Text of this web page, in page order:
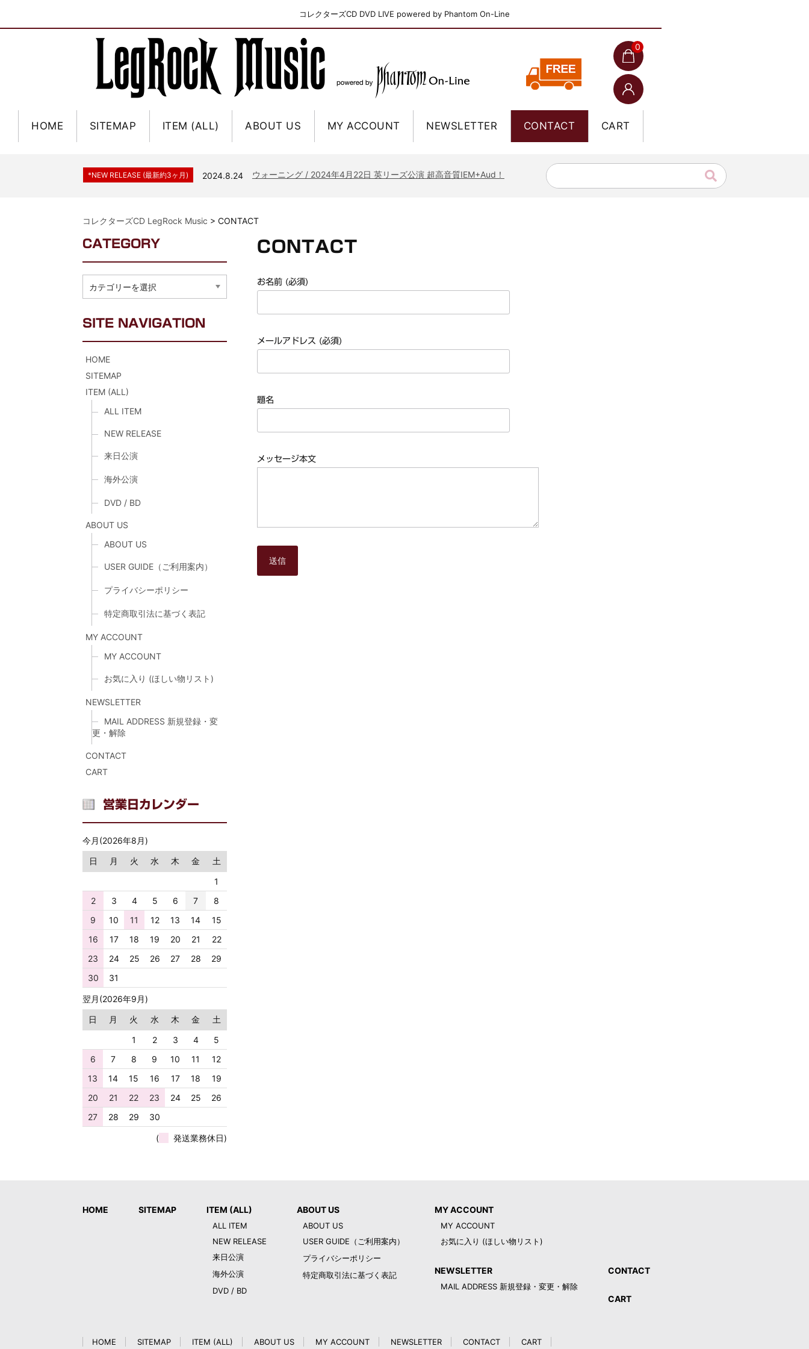
コレクターズCD DVD LIVE powered by Phantom On-Line
0
HOME SITEMAP ITEM (ALL) ABOUT US MY ACCOUNT NEWSLETTER CONTACT CART
*NEW RELEASE (最新約3ヶ月) 2024.6.9 ジャーニー / 1979年5月8+9日 コロラド州 2公演 SBD 完全収録！
*NEW RELEASE (最新約3ヶ月) 2024.8.24 ウォーニング / 2024年4月22日 英リーズ公演 超高音質IEM+Aud！
リアム・ギャラガー / 2024年6月3日 カーディフ公演 IEM/AUD 完全収録！
*NEW RELEASE (最新約3ヶ月) マネスキン / 2024年6月9日 ドイツ ROCK AM RING 公演 FHD 完全収録！
*NEW RELEASE (最新約3ヶ月) 2024.6.9 メガデス / 2023年8月4日 ドイツ W.O.A. 公演 FHD 完全収録！
*NEW RELEASE (最新約3ヶ月) 2024.6.9
*NEW RELEASE (最新約3ヶ月) 2024.6.9 ジャーニー / 1979年5月8+9日 コロラド州 2公演 SBD 完全収録！
ウォーニング / 2024年4月22日 英リーズ公演 超高音質IEM+Aud！
*NEW RELEASE (最新約3ヶ月)
*NEW RELEASE (最新約3ヶ月)
リアム・ギャラガー / 2024年6月3日 カーディフ公演 IEM/AUD 完全収録！
*NEW RELEASE (最新約3ヶ月) スコーピオンズ / 2024年6月15日 リスボン公演 FHD 完全収録！
*NEW RELEASE (最新約3ヶ月) メガデス / 2023年8月4日 ドイツ W.O.A. 公演 FHD 完全収録！
*NEW RELEASE (最新約3ヶ月)
コレクターズCD LegRock Music > CONTACT
CONTACT
お名前 (必須)
メールアドレス (必須)
題名
メッセージ本文
CATEGORY
SITE NAVIGATION
HOME
SITEMAP
ITEM (ALL)
ALL ITEM
NEW RELEASE
来日公演
海外公演
DVD / BD
ABOUT US
ABOUT US
USER GUIDE（ご利用案内）
プライバシーポリシー
特定商取引法に基づく表記
MY ACCOUNT
MY ACCOUNT
お気に入り (ほしい物リスト)
NEWSLETTER
MAIL ADDRESS 新規登録・変
更・解除
CONTACT
CART
営業日カレンダー
今月(2026年8月)
日
月 火 水 木 金
土
1
2
3 4 5 6 7
8
9
10 11 12 13 14
15
16
17 18 19 20 21
22
23
24 25 26 27 28
29
30
31
翌月(2026年9月)
日
月 火 水 木 金
土
1
2 3 4
5
6
7 8 9 10 11
12
13
14 15 16 17 18
19
20
21 22 23 24 25
26
27
28 29 30
( 発送業務休日)
HOME SITEMAP ITEM (ALL)
ALL ITEM
NEW RELEASE
来日公演
海外公演
DVD / BD
ABOUT US
ABOUT US
USER GUIDE（ご利用案内）
プライバシーポリシー
特定商取引法に基づく表記
MY ACCOUNT
MY ACCOUNT
お気に入り (ほしい物リスト)
NEWSLETTER
MAIL ADDRESS 新規登録・変更・解除
CONTACT
CART
HOME SITEMAP ITEM (ALL) ABOUT US MY ACCOUNT NEWSLETTER CONTACT CART